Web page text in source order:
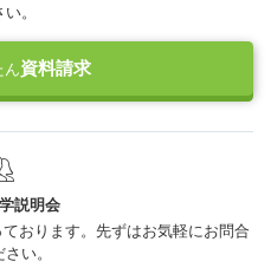
。
ん資料請求
説明会
おります。先ずはお気軽にお問合
い。